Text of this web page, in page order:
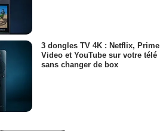
3 dongles TV 4K : Netflix, Prime
Video et YouTube sur votre télé
sans changer de box